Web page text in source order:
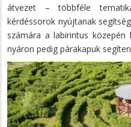
átvezet – többféle
kérdéssorok nyújtanak
számára a labirintus
nyáron pedig párakapuk